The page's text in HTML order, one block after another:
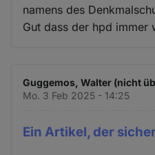
namens des
Gut dass der hpd immer
Guggemos, Walter (nicht
Mo. 3 Feb 2025 - 14:25
Ein Artikel, der